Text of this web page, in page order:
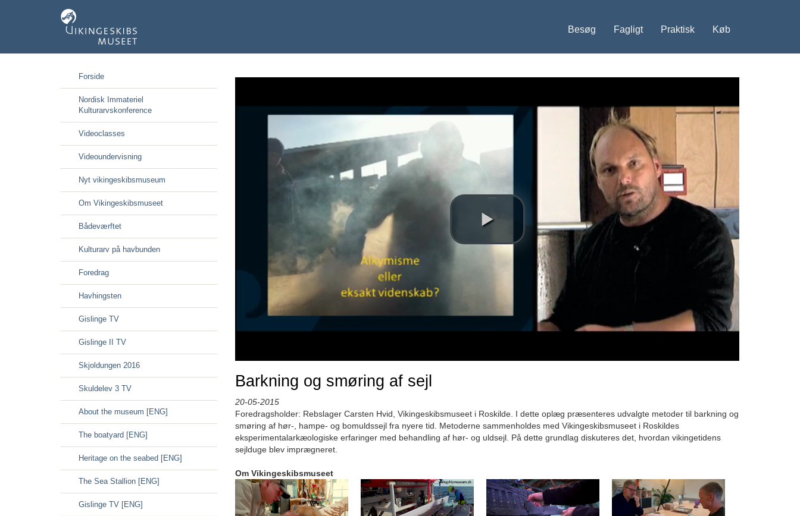
Besøg Fagligt Praktisk Køb
Forside
Nordisk Immateriel
Kulturarvskonference
Videoclasses
Videoundervisning
Nyt vikingeskibsmuseum
Om Vikingeskibsmuseet
Bådeværftet
Kulturarv på havbunden
Foredrag
Havhingsten
Gislinge TV
Gislinge II TV
Skjoldungen 2016
Skuldelev 3 TV
About the museum [ENG]
The boatyard [ENG]
Heritage on the seabed [ENG]
The Sea Stallion [ENG]
Gislinge TV [ENG]
Barkning og smøring af sejl
20-05-2015
Foredragsholder: Rebslager Carsten Hvid, Vikingeskibsmuseet i Roskilde. I dette oplæg præsenteres udvalgte metoder til barkning og
smøring af hør-, hampe- og bomuldssejl fra nyere tid. Metoderne sammenholdes med Vikingeskibsmuseet i Roskildes
eksperimentalarkæologiske erfaringer med behandling af hør- og uldsejl. På dette grundlag diskuteres det, hvordan vikingetidens
sejlduge blev imprægneret.
Om Vikingeskibsmuseet